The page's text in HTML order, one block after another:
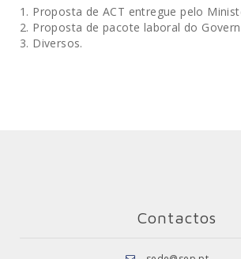
1. Proposta de ACT entregue pelo
2. Proposta de pacote laboral do
3. Diversos.
Contactos